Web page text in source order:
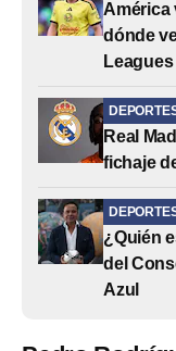
América
dónde
Real
fichaje
¿Quién
del
Azul